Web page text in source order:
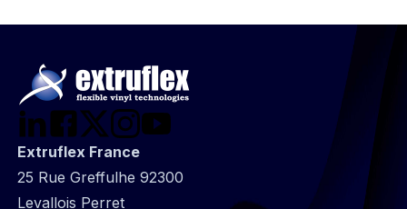
Extruflex France
25 Rue Greffulhe 92300
Levallois Perret